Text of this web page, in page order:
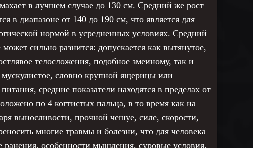
в лучшем случае до 130 см. Средний же рост
в диапазоне от 140 до 190 см, что является для
нормой в усредненных условиях. Средний
может сильно разнится: допускается как вытянутое,
телосложения, подобное змеиному, так и
словно крупной ящерицы или
средние показатели находятся в пределах от
по 4 когтистых пальца, в то время как на
выносливости, прочной чешуе, силе, скорости,
многие травмы и болезни, что для человека
особенности мышления, суровые условия,